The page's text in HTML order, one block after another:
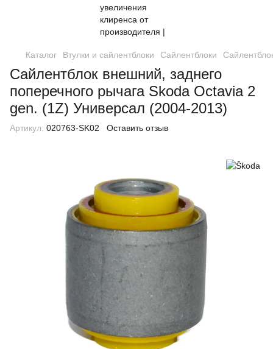
Каталог Втулки и сайлентблоки Сайлентблоки
Сайлентблок внешний, заднего
поперечного рычага Skoda Octavia 2
gen. (1Z) Универсал (2004-2013)
Артикул: 020763-SK02 Оставить отзыв